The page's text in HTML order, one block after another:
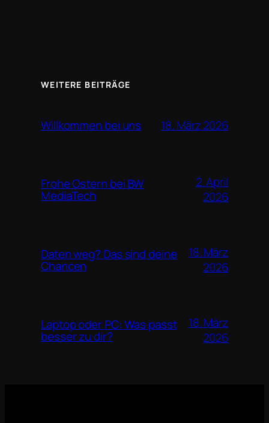
WEITERE BEITRÄGE
Willkommen bei uns 18. März 2026
Frohe Ostern bei BW
MediaTech
2. April
2026
Daten weg? Das sind deine
Chancen
18. März
2026
Laptop oder PC: Was passt
besser zu dir?
18. März
2026